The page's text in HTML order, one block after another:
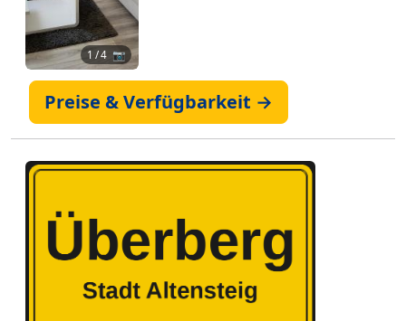
1 / 4 📷
Preise & Verfügbarkeit →